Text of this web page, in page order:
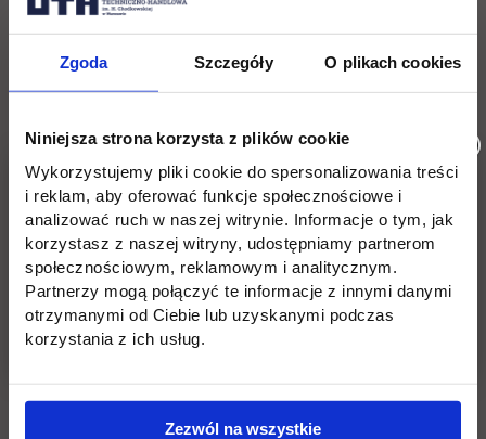
Zgoda Szczegóły O plikach cookies
Niniejsza strona korzysta z plików cookie
Wykorzystujemy pliki cookie do spersonalizowania treści
i reklam, aby oferować funkcje społecznościowe i
analizować ruch w naszej witrynie. Informacje o tym, jak
korzystasz z naszej witryny, udostępniamy partnerom
społecznościowym, reklamowym i analitycznym.
Partnerzy mogą połączyć te informacje z innymi danymi
otrzymanymi od Ciebie lub uzyskanymi podczas
korzystania z ich usług.
Zezwól na wszystkie
bezrobotna, osoba poszukująca pracy, osoba pracująca w
Pracodawca może ubiegać się o dofinansowanie
kształcenia pracownika w ramach Krajowego
Funduszu Szkoleniowego.
Więcej informacji znajduje się na stronie Krajowego
Funduszu Szkoleniowego.
Kandydaci na studia podyplomowe mogą wnioskować o
nieoprocentowaną pożyczkę w ramach Projektu „Pożyczki
na kształcenie”. Projekt jest częścią programu Fundusze
współfinansowanego ze środków Europejskiego
Funduszu Społecznego Plus.Możliwość umorzenia od